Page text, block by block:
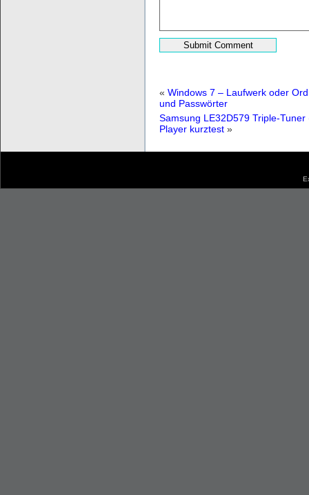
« Windows 7 – Laufwerk oder
und Passwörter
Samsung LE32D579 Triple-
Player kurztest »